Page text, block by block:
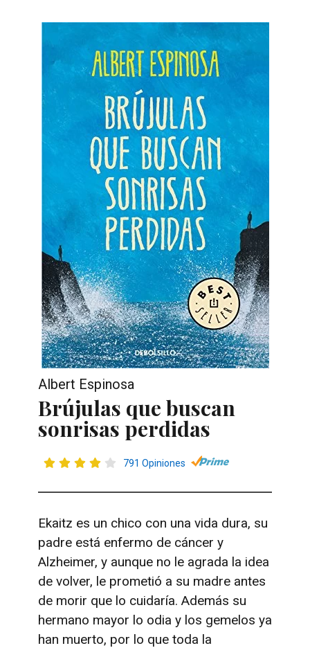
Albert Espinosa
Brújulas que buscan
sonrisas perdidas
791 Opiniones
Ekaitz es un chico con una vida dura, su
padre está enfermo de cáncer y
Alzheimer, y aunque no le agrada la idea
de volver, le prometió a su madre antes
de morir que lo cuidaría. Además su
hermano mayor lo odia y los gemelos ya
han muerto, por lo que toda la